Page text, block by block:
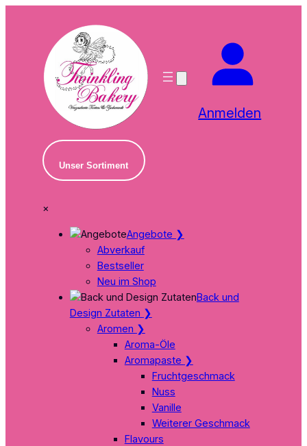
Anmelden
Unser Sortiment
×
Angebote ❯
Abverkauf
Bestseller
Neu im Shop
Back und
Design Zutaten ❯
Aromen ❯
Aroma-Öle
Aromapaste ❯
Fruchtgeschmack
Nuss
Vanille
Weiterer Geschmack
Flavours